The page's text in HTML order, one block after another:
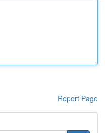
Report Page